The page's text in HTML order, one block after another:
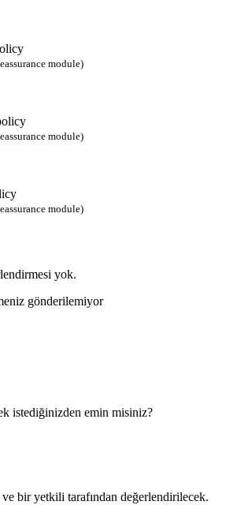
module)
module)
module)
yok.
gönderilemiyor
istediğinizden emin misiniz?
bir yetkili tarafından değerlendirilecek.